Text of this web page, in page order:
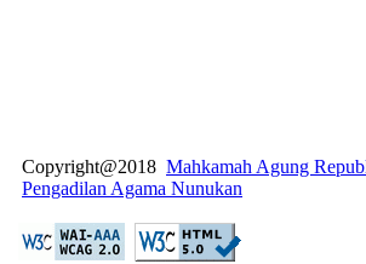
Copyright@2018 Mahkamah Agung
Pengadilan Agama Nunukan